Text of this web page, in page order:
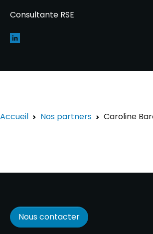
Consultante RSE
Accueil Nos partners Caroline
Nous contacter